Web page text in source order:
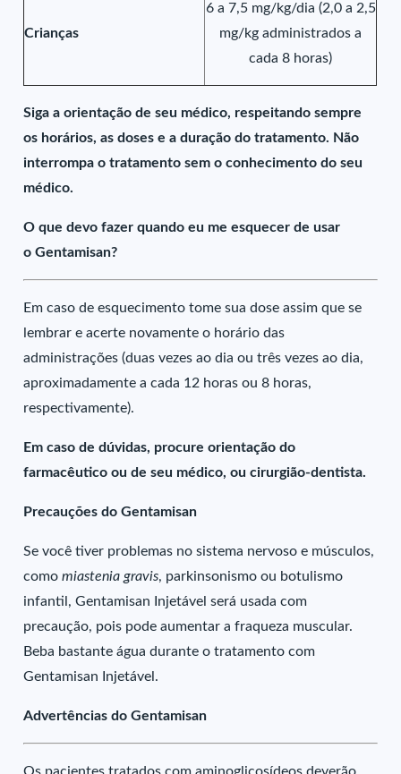
Crianças
6 a 7,5 mg/kg/dia (2,0 a 2,5
mg/kg administrados a
cada 8 horas)
Siga a orientação de seu médico, respeitando sempre
os horários, as doses e a duração do tratamento. Não
interrompa o tratamento sem o conhecimento do seu
médico.
O que devo fazer quando eu me esquecer de usar
o Gentamisan?
Em caso de esquecimento tome sua dose assim que se
lembrar e acerte novamente o horário das
administrações (duas vezes ao dia ou três vezes ao dia,
aproximadamente a cada 12 horas ou 8 horas,
respectivamente).
Em caso de dúvidas, procure orientação do
farmacêutico ou de seu médico, ou cirurgião-dentista.
Precauções do Gentamisan
Se você tiver problemas no sistema nervoso e músculos,
comomiastenia gravis, parkinsonismo ou botulismo
infantil, Gentamisan Injetável será usada com
precaução, pois pode aumentar a fraqueza muscular.
Beba bastante água durante o tratamento com
Gentamisan Injetável.
Advertências do Gentamisan